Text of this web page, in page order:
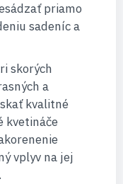
priamo
sadeníc a
skorých
a
kvalitné
kvetináče
vplyv na jej